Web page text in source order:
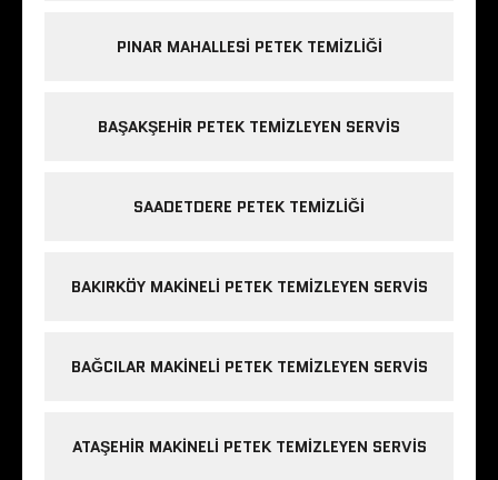
PINAR MAHALLESI PETEK TEMIZLIĞI
BAŞAKŞEHIR PETEK TEMIZLEYEN SERVIS
SAADETDERE PETEK TEMIZLIĞI
BAKIRKÖY MAKINELI PETEK TEMIZLEYEN SERVIS
BAĞCILAR MAKINELI PETEK TEMIZLEYEN SERVIS
ATAŞEHIR MAKINELI PETEK TEMIZLEYEN SERVIS